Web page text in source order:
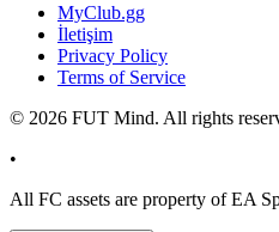
MyClub.gg
İletişim
Privacy Policy
Terms of Service
© 2026 FUT Mind. All rights
•
All FC assets are property of EA